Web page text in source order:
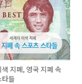
지폐, 영국 지폐 속
타들